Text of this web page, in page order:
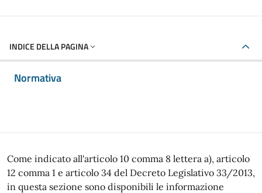
INDICE DELLA PAGINA
Normativa
Come indicato all'articolo 10 comma 8 lettera a), articolo
12 comma 1 e articolo 34 del Decreto Legislativo 33/2013,
in questa sezione sono disponibili le informazione